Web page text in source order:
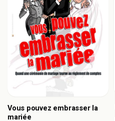
Vous pouvez embrasser la
mariée